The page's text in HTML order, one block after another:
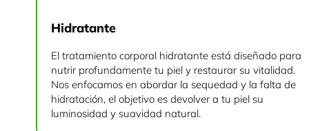
Hidratante
El tratamiento corporal hidratante está diseñado para
nutrir profundamente tu piel y restaurar su vitalidad.
Nos enfocamos en abordar la sequedad y la falta de
hidratación, el objetivo es devolver a tu piel su
luminosidad y suavidad natural.